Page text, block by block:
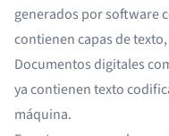
generados por software
contienen capas de
Documentos digitales
ya contienen texto
máquina.